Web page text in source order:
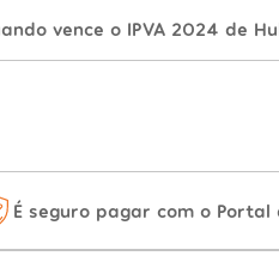
vence o IPVA 2024 de
É seguro pagar com o